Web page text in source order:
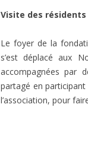
Visite des
Le foyer de la
s’est déplacé aux
accompagnées par
partagé en
l’association, pour